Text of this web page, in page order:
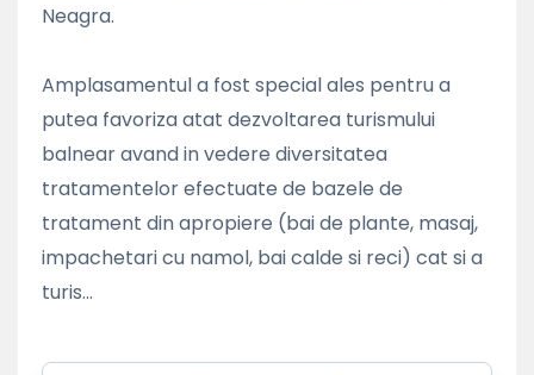
Neagra.
Amplasamentul a fost special ales pentru a
putea favoriza atat dezvoltarea turismului
balnear avand in vedere diversitatea
tratamentelor efectuate de bazele de
tratament din apropiere (bai de plante, masaj,
impachetari cu namol, bai calde si reci) cat si a
turis...